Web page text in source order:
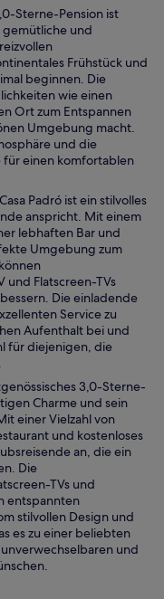
Sterne-Pension ist
und
Frühstück und
beginnen. Die
wie einen
Ort zum Entspannen
Umgebung macht.
und die
einen komfortablen
Padró ist ein stilvolles
anspricht. Mit einem
lebhaften Bar und
Umgebung zum
Flatscreen-TVs
Die einladende
Service zu
Aufenthalt bei und
für diejenigen, die
3,0-Sterne-
Charme und sein
einer Vielzahl von
und kostenloses
an, die ein
Die
TVs und
entspannten
stilvollen Design und
es zu einer beliebten
und